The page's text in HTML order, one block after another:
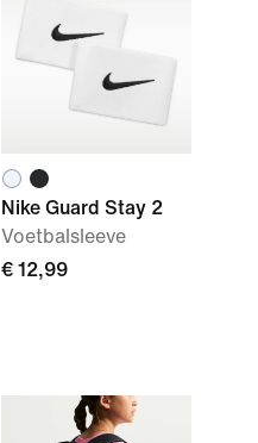
Nike Guard Stay 2
Voetbalsleeve
€ 12,99